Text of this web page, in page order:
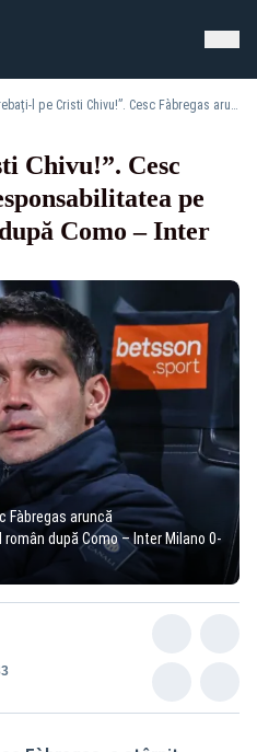
„Întrebați-l pe Cristi Chivu!”. Cesc Fàbregas aruncă responsabilitatea pe tehnicianul român după Como – Inter Milano 0-0
Chivu!”. Cesc
pe
Como – Inter
Fàbregas aruncă
după Como – Inter Milano 0-